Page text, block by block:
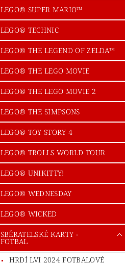
LEGO® SUPER MARIO™
LEGO® TECHNIC
LEGO® THE LEGEND OF ZELDA™
LEGO® THE LEGO MOVIE
LEGO® THE LEGO MOVIE 2
LEGO® THE SIMPSONS
LEGO® TOY STORY 4
LEGO® TROLLS WORLD TOUR
LEGO® UNIKITTY!
LEGO® WEDNESDAY
LEGO® WICKED
SBĚRATELSKÉ KARTY -
FOTBAL
HRDÍ LVI 2024 FOTBALOVÉ